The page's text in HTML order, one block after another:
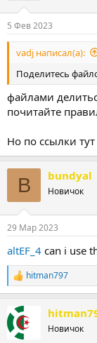
5 Фев 2023
vadj написал(а):
Поделитесь
файлами
почитайте
Но по ссылки
B bundyal
Новичок
29 Мар 2023
altEF_4 can i use
Р
е
к
ц
и
hitman797
Новичок